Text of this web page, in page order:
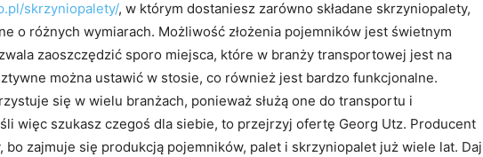
skrzyniopalety/, w którym dostaniesz zarówno składane skrzyniopalety,
o różnych wymiarach. Możliwość złożenia pojemników jest świetnym
zaoszczędzić sporo miejsca, które w branży transportowej jest na
można ustawić w stosie, co również jest bardzo funkcjonalne.
się w wielu branżach, ponieważ służą one do transportu i
więc szukasz czegoś dla siebie, to przejrzyj ofertę Georg Utz. Producent
bo zajmuje się produkcją pojemników, palet i skrzyniopalet już wiele lat. Daj